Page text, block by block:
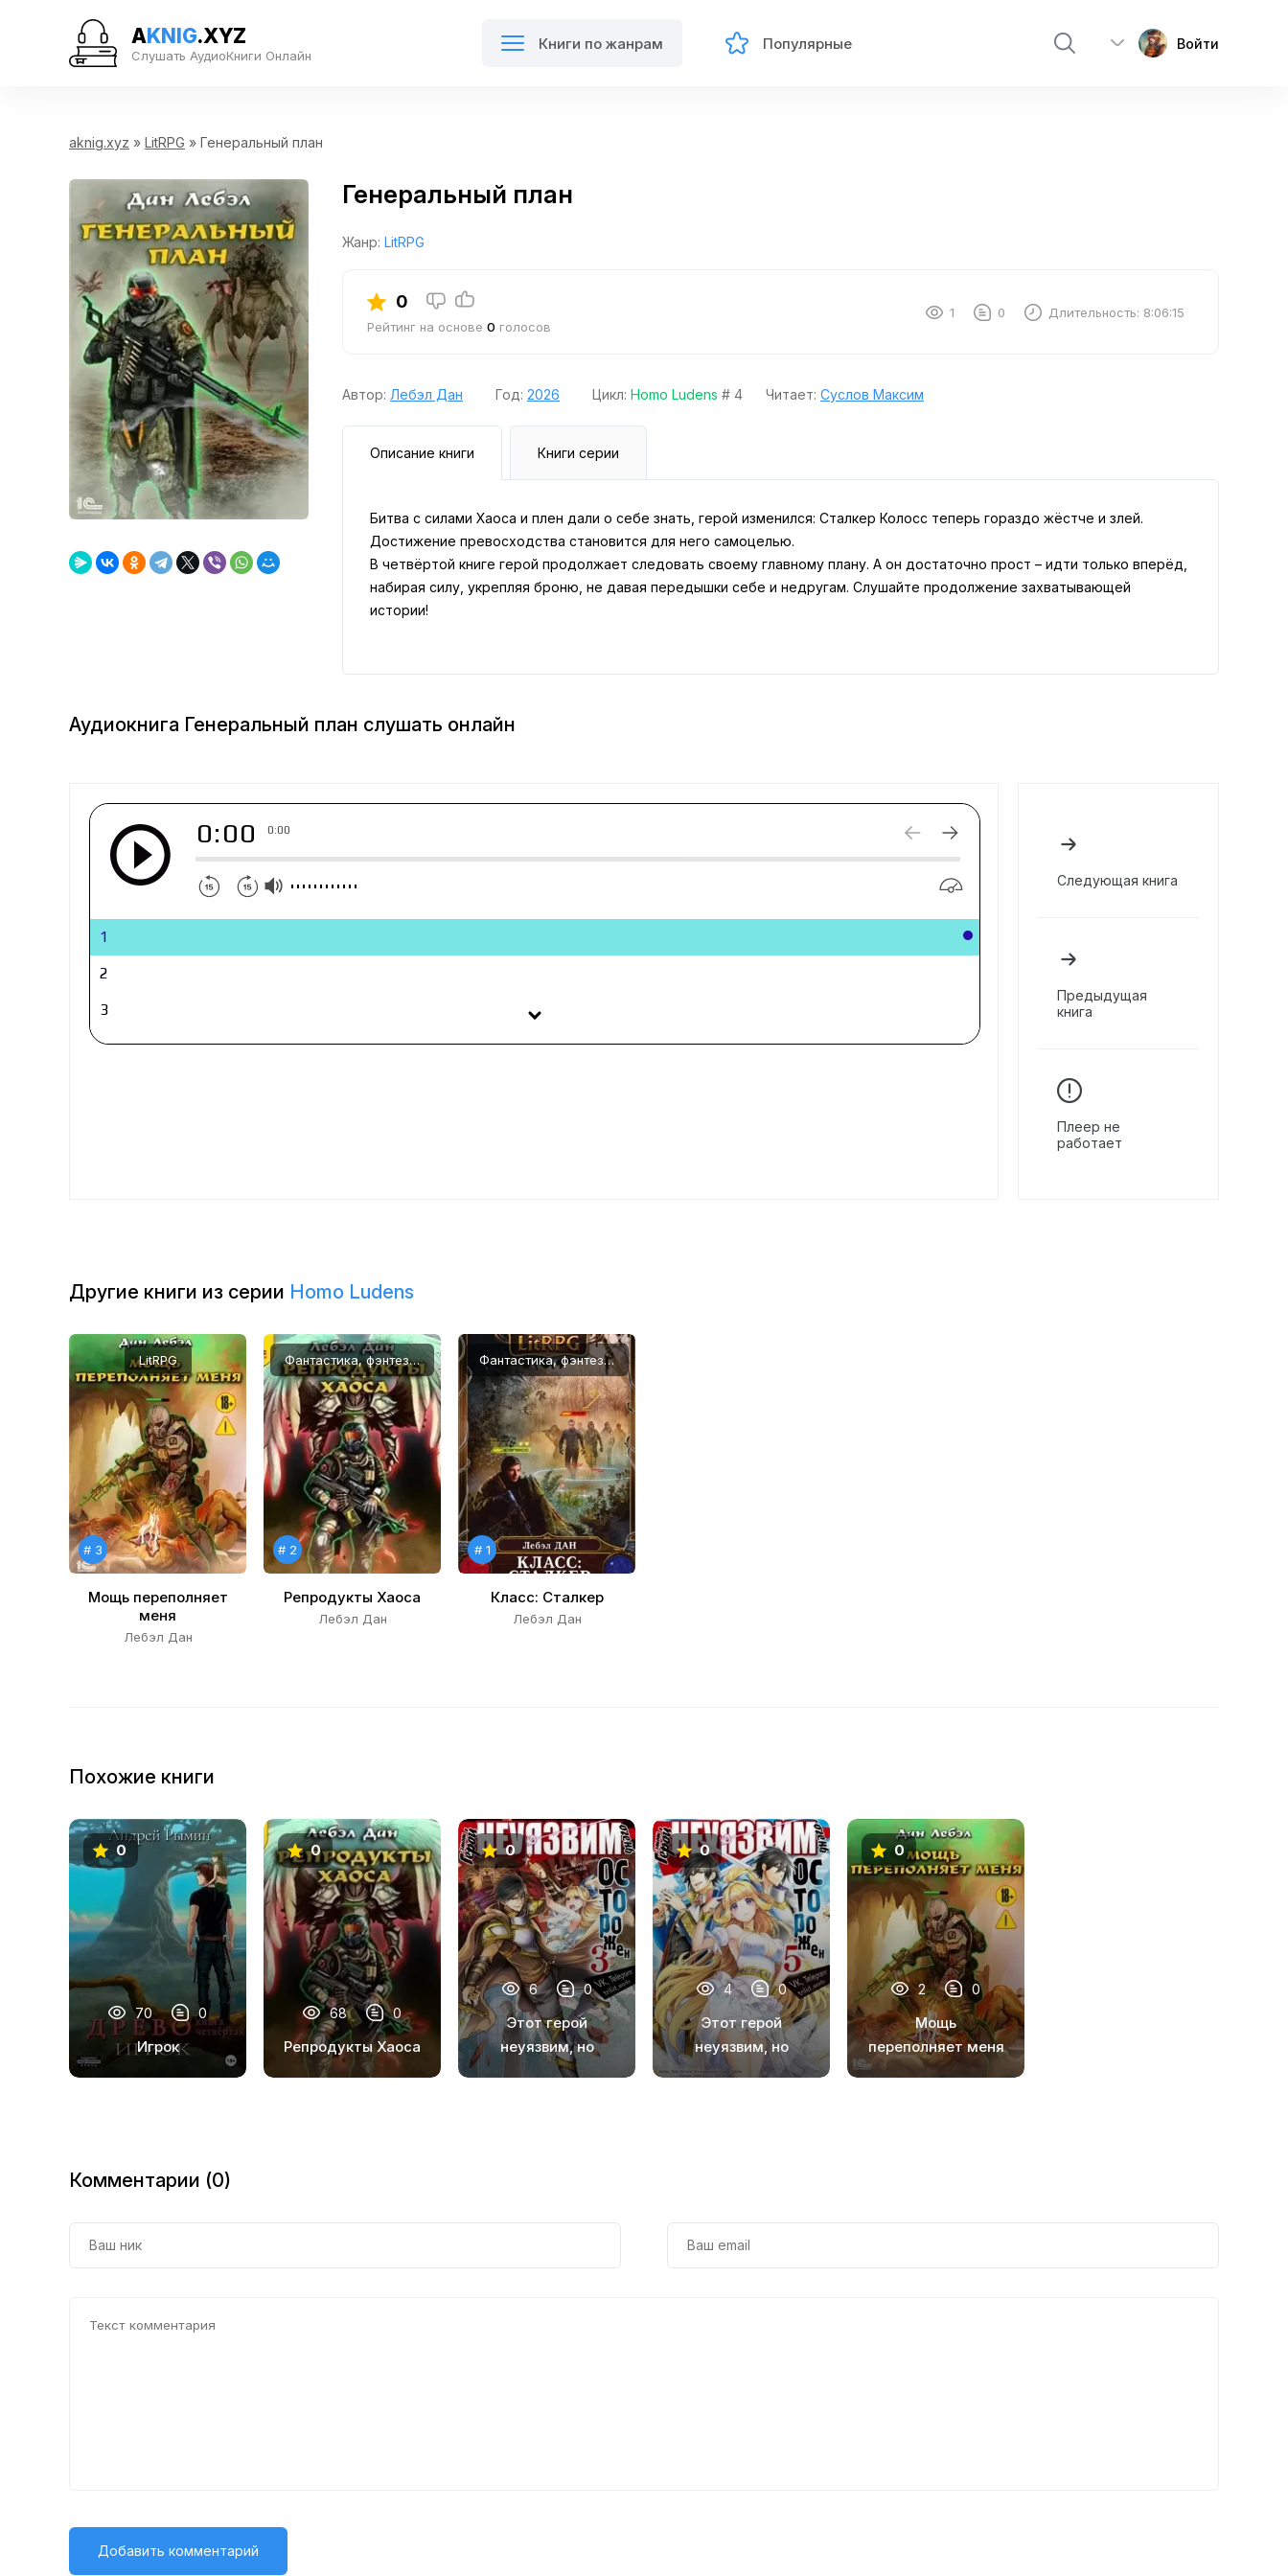
AKNIG.XYZ
Слушать АудиоКниги Онлайн
Книги по жанрам Популярные Войти
aknig.xyz » LitRPG » Генеральный план
Генеральный план
Жанр: LitRPG
0
Рейтинг на основе 0 голосов
1 0 Длительность: 8:06:15
Автор: Лебэл Дан Год: 2026 Цикл: Homo Ludens # 4 Читает: Суслов Максим
Описание книги Книги серии
Битва с силами Хаоса и плен дали о себе знать, герой изменился: Сталкер Колосс теперь гораздо жёстче и злей.
Достижение превосходства становится для него самоцелью.
В четвёртой книге герой продолжает следовать своему главному плану. А он достаточно прост – идти только вперёд,
набирая силу, укрепляя броню, не давая передышки себе и недругам. Слушайте продолжение захватывающей
истории!
Аудиокнига Генеральный план слушать онлайн
0:00 0:00
1
2
3
4
11
12
13
14
15
16
17
18
Следующая книга
Предыдущая
книга
Плеер не
работает
Другие книги из серии Homo Ludens
LitRPG
# 3
Мощь переполняет
меня
Лебэл Дан
Фантастика, фэнтези, LitRPG
# 2
Репродукты Хаоса
Лебэл Дан
Фантастика, фэнтези, LitRPG
# 1
Класс: Сталкер
Лебэл Дан
Похожие книги
0
70 0
Игрок
0
68 0
Репродукты Хаоса
0
6 0
Этот герой
неуязвим, но
очень осторожен.
0
4 0
Этот герой
неуязвим, но
очень осторожен.
0
2 0
Мощь
переполняет меня
Комментарии (0)